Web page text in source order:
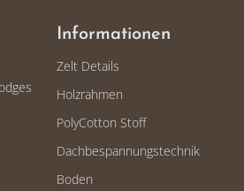
Informationen
Zelt Details
Holzrahmen
PolyCotton Stoff
Dachbespannungstechnik
Boden